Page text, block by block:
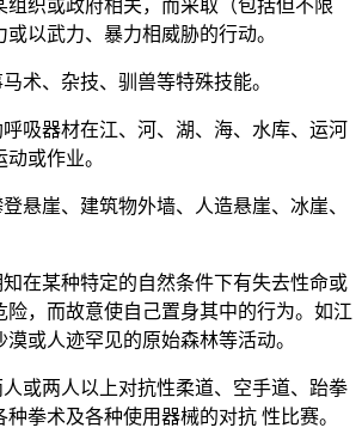
组织或政府相关，而采取（包括但不限
以武力、暴力相威胁的行动。
术、杂技、驯兽等特殊技能。
吸器材在江、河、湖、海、水库、运河
或作业。
悬崖、建筑物外墙、人造悬崖、冰崖、
在某种特定的自然条件下有失去性命或
险，而故意使自己置身其中的行为。如江
或人迹罕见的原始森林等活动。
或两人以上对抗性柔道、空手道、跆拳
拳术及各种使用器械的对抗 性比赛。